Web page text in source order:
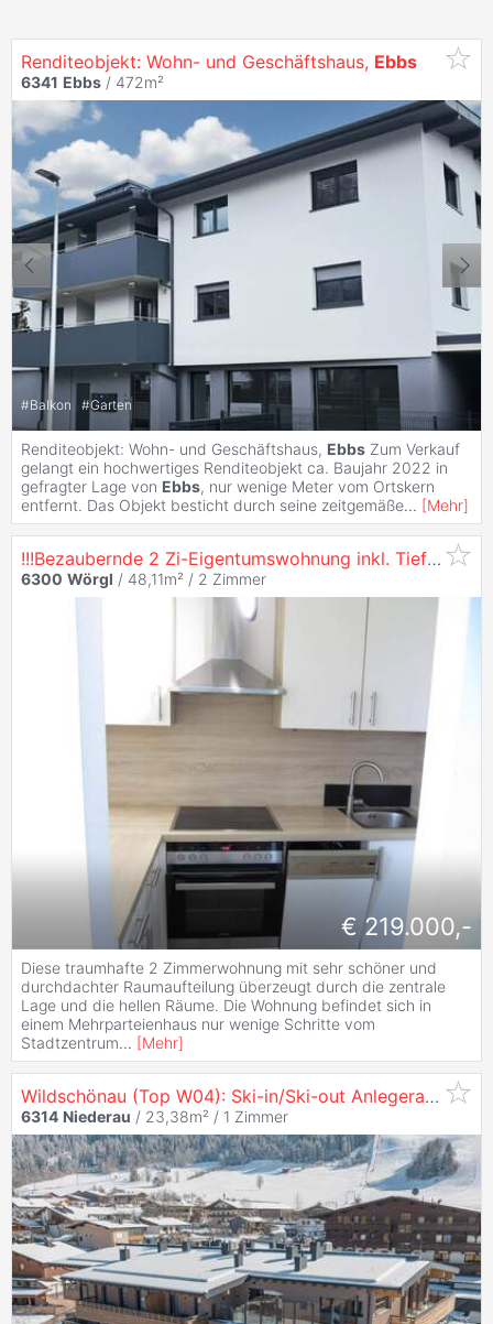
Renditeobjekt: Wohn- und Geschäftshaus, Ebbs
6341 Ebbs / 472m²
#Balkon #Garten
Renditeobjekt: Wohn- und Geschäftshaus, Ebbs Zum Verkauf
gelangt ein hochwertiges Renditeobjekt ca. Baujahr 2022 in
gefragter Lage von Ebbs, nur wenige Meter vom Ortskern
entfernt. Das Objekt besticht durch seine zeitgemäße... [Mehr]
!!!Bezaubernde 2 Zi-Eigentumswohnung inkl. Tiefgaragenstellplatz für Eigennutzer oder Kapitalanleger!!!
6300 Wörgl / 48,11m² / 2 Zimmer
€ 219.000,-
Diese traumhafte 2 Zimmerwohnung mit sehr schöner und
durchdachter Raumaufteilung überzeugt durch die zentrale
Lage und die hellen Räume. Die Wohnung befindet sich in
einem Mehrparteienhaus nur wenige Schritte vom
Stadtzentrum... [Mehr]
Wildschönau (Top W04): Ski-in/Ski-out Anlegerapartment · 4,9 % Mietrendite
6314 Niederau / 23,38m² / 1 Zimmer